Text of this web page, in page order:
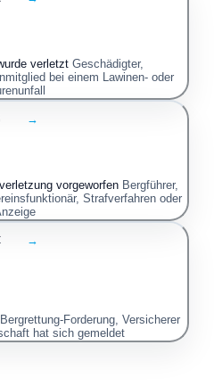
verletzt Geschädigter,
bei einem Lawinen- oder
→
vorgeworfen Bergführer,
Strafverfahren oder
→
Bergrettung-Forderung, Versicherer
hat sich gemeldet